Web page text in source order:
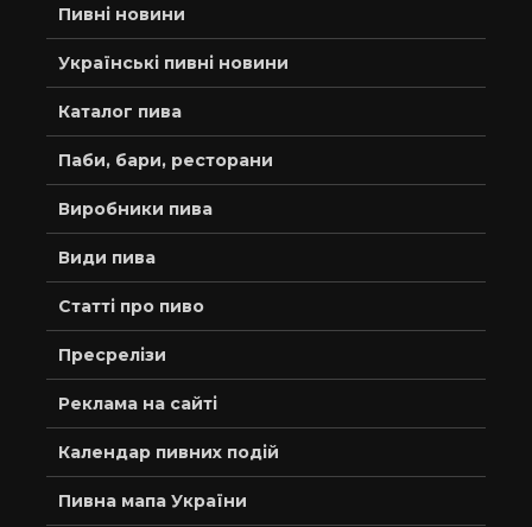
Пивні новини
Українські пивні новини
Каталог пива
Паби, бари, ресторани
Виробники пива
Види пива
Статті про пиво
Пресрелізи
Реклама на сайті
Календар пивних подій
Пивна мапа України